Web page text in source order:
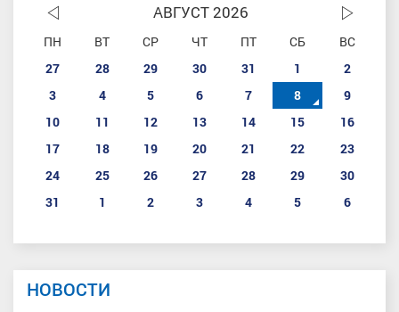
АВГУСТ 2026
ПН ВТ СР ЧТ ПТ СБ
ВС
27
28 29 30 31 1
2
3
4 5 6 7 8
9
10
11 12 13 14 15
16
17
18 19 20 21 22
23
24
25 26 27 28 29
30
31
1 2 3 4 5 6
НОВОСТИ